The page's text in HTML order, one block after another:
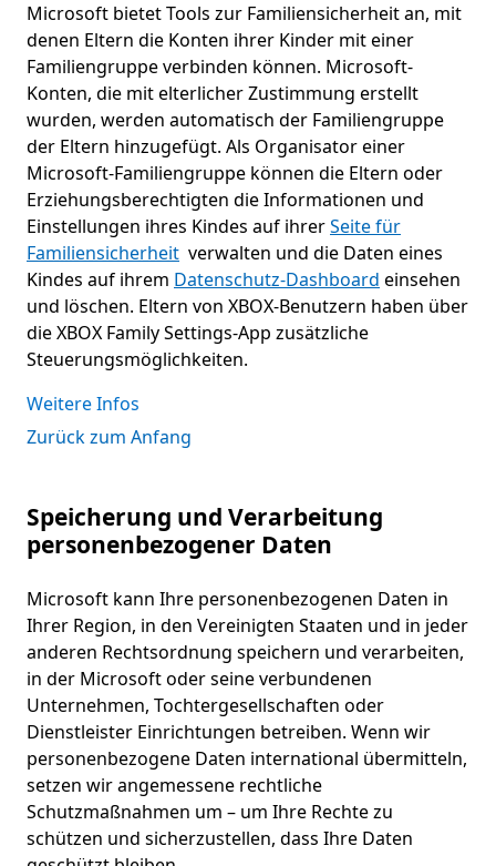
Microsoft bietet Tools zur Familiensicherheit an, mit
denen Eltern die Konten ihrer Kinder mit einer
Familiengruppe verbinden können. Microsoft-
Konten, die mit elterlicher Zustimmung erstellt
wurden, werden automatisch der Familiengruppe
der Eltern hinzugefügt. Als Organisator einer
Microsoft-Familiengruppe können die Eltern oder
Erziehungsberechtigten die Informationen und
Einstellungen ihres Kindes auf ihrerSeite für
Familiensicherheit verwalten und die Daten eines
Kindes auf ihrem Datenschutz-Dashboard einsehen
und löschen. Eltern von XBOX-Benutzern haben über
die XBOX Family Settings-App zusätzliche
Steuerungsmöglichkeiten.
Weitere Infos
Zurück zum Anfang
Speicherung und Verarbeitung
personenbezogener Daten
Microsoft kann Ihre personenbezogenen Daten in
Ihrer Region, in den Vereinigten Staaten und in jeder
anderen Rechtsordnung speichern und verarbeiten,
in der Microsoft oder seine verbundenen
Unternehmen, Tochtergesellschaften oder
Dienstleister Einrichtungen betreiben. Wenn wir
personenbezogene Daten international übermitteln,
setzen wir angemessene rechtliche
Schutzmaßnahmen um – um Ihre Rechte zu
schützen und sicherzustellen, dass Ihre Daten